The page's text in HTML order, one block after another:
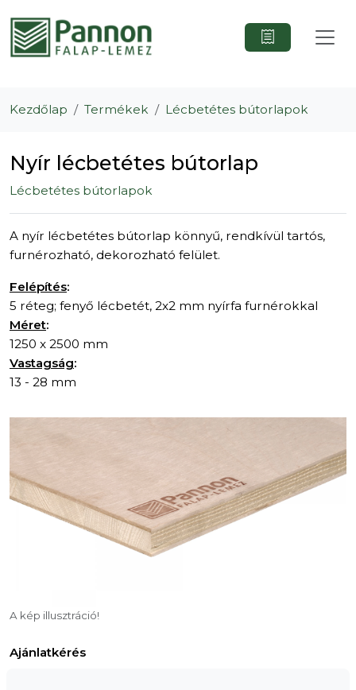
Kezdőlap Termékek Lécbetétes bútorlapok
Nyír lécbetétes bútorlap
Lécbetétes bútorlapok
A nyír lécbetétes bútorlap könnyű, rendkívül tartós,
furnérozható, dekorozható felület.
Felépítés:
5 réteg; fenyő lécbetét, 2x2 mm nyírfa furnérokkal
Méret:
1250 x 2500 mm
Vastagság:
13 - 28 mm
A kép illusztráció!
Ajánlatkérés